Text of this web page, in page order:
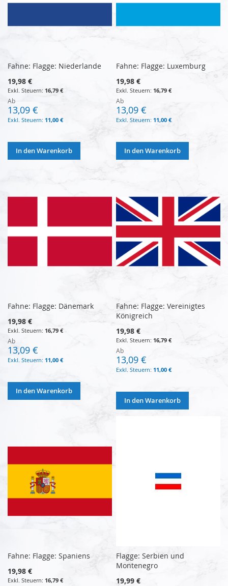
Fahne: Flagge: Niederlande
19,98 €
16,79 €
Ab
13,09 €
11,00 €
In den Warenkorb
Fahne: Flagge: Luxemburg
19,98 €
16,79 €
Ab
13,09 €
11,00 €
In den Warenkorb
Fahne: Flagge: Dänemark
19,98 €
16,79 €
Ab
13,09 €
11,00 €
In den Warenkorb
Fahne: Flagge: Vereinigtes
Königreich
19,98 €
16,79 €
Ab
13,09 €
11,00 €
In den Warenkorb
Fahne: Flagge: Spaniens
19,98 €
16,79 €
Flagge: Serbien und
Montenegro
19,99 €